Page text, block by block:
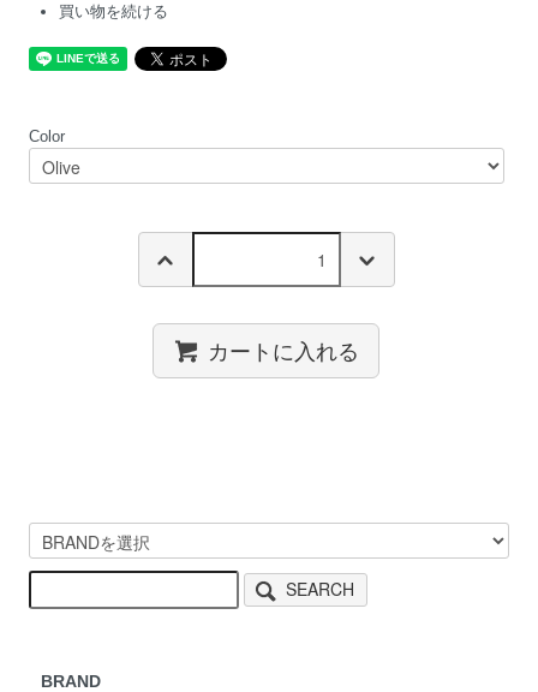
買い物を続ける
Color
カートに入れる
SEARCH
BRAND